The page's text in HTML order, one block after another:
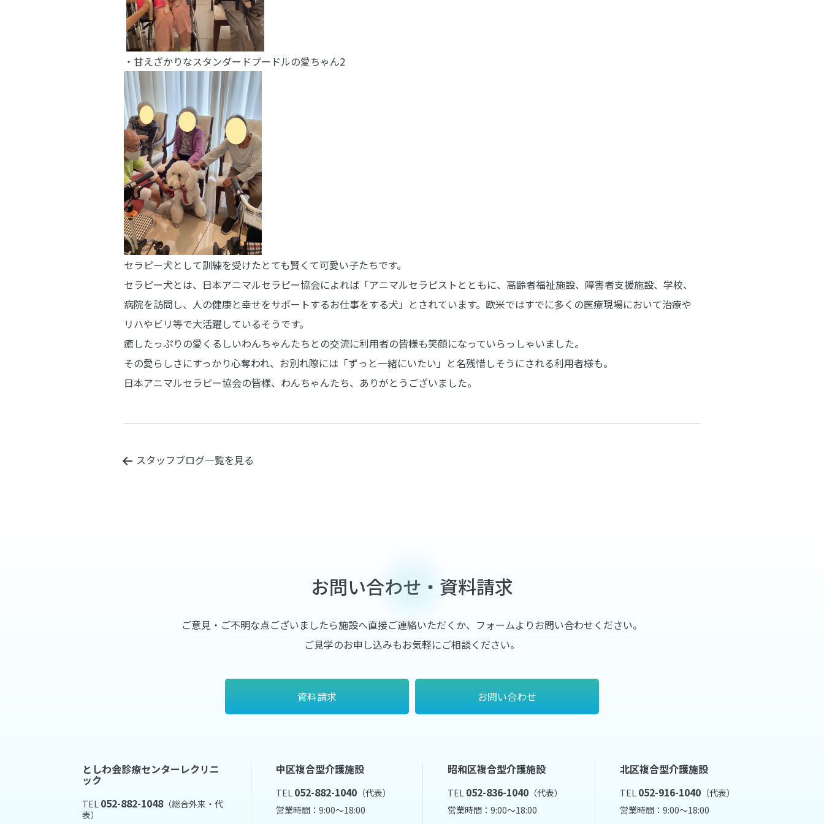
・甘えざかりなスタンダードプードルの愛ちゃん2
セラピー犬として訓練を受けたとても賢くて可愛い子たちです。
セラピー犬とは、日本アニマルセラピー協会によれば「アニマルセラピストとともに、高齢者福祉施設、障害者支援施設、学校、
病院を訪問し、人の健康と幸せをサポートするお仕事をする犬」とされています。欧米ではすでに多くの医療現場において治療や
リハやビリ等で大活躍しているそうです。
癒したっぷりの愛くるしいわんちゃんたちとの交流に利用者の皆様も笑顔になっていらっしゃいました。
その愛らしさにすっかり心奪われ、お別れ際には「ずっと一緒にいたい」と名残惜しそうにされる利用者様も。
日本アニマルセラピー協会の皆様、わんちゃんたち、ありがとうございました。
スタッフブログ一覧を見る
お問い合わせ・資料請求
ご意見・ご不明な点ございましたら施設へ直接ご連絡いただくか、フォームよりお問い合わせください。
ご見学のお申し込みもお気軽にご相談ください。
資料請求 お問い合わせ
としわ会診療センターレクリニ
ック
TEL 052-882-1048（総合外来・代
表）
中区複合型介護施設
TEL 052-882-1040 （代表）
営業時間：9:00～18:00
昭和区複合型介護施設
TEL 052-836-1040 （代表）
営業時間：9:00～18:00
北区複合型介護施設
TEL 052-916-1040（代表）
営業時間：9:00～18:00